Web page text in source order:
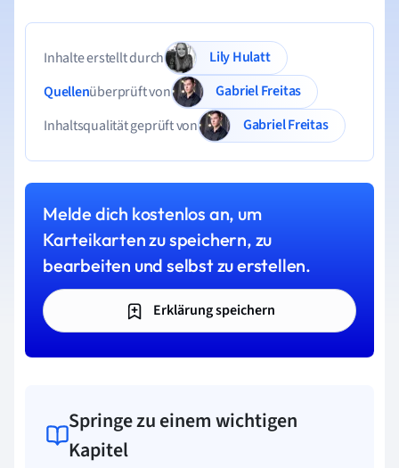
Inhalte erstellt durch
Lily Hulatt
Quellenüberprüft von
Gabriel Freitas
Inhaltsqualität geprüft von
Gabriel Freitas
Melde dich kostenlos an, um
Karteikarten zu speichern, zu
bearbeiten und selbst zu erstellen.
Erklärung speichern
Springe zu einem wichtigen
Kapitel